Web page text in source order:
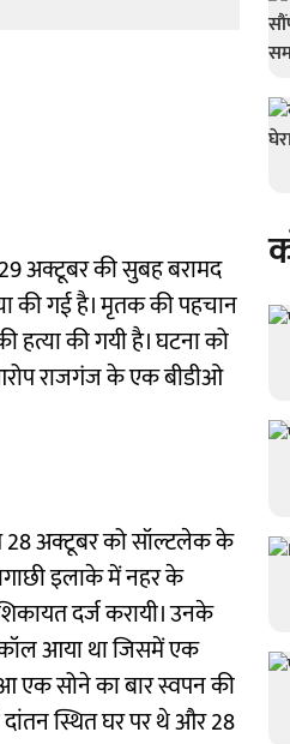
अक्टूबर की सुबह बरामद
की गई है। मृतक की पहचान
की गयी है। घटना को
राजगंज के एक बीडीओ
28 अक्टूबर को सॉल्टलेक के
इलाके में नहर के
दर्ज करायी। उनके
कॉल आया था जिसमें एक
एक सोने का बार स्वपन की
स्थित घर पर थे और 28